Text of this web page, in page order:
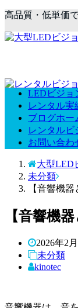
高品質・低単価
LEDビジョ
レンタル実
ブログホー
レンタルビ
お問い合わ
大型LED
未分類
【音響機
【音響機
2026年2
未分類
kinotec